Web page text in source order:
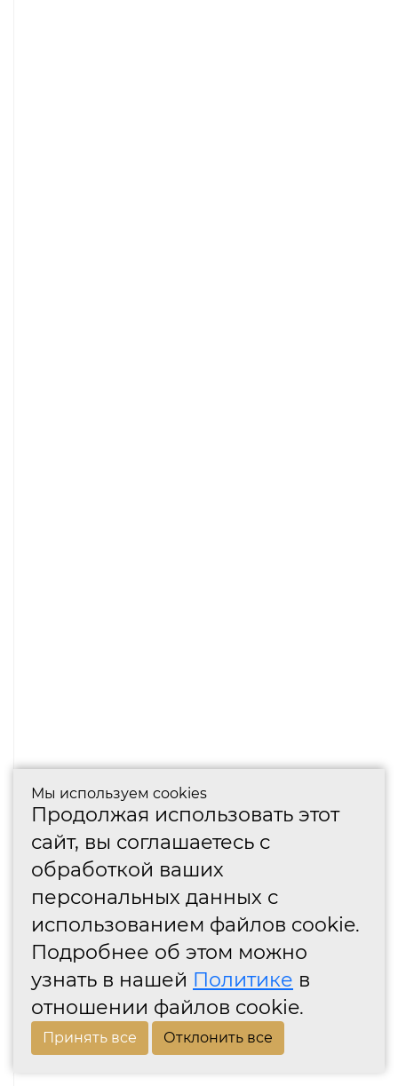
Мы используем cookies
Продолжая использовать этот
сайт, вы соглашаетесь с
обработкой ваших
персональных данных с
использованием файлов cookie.
Подробнее об этом можно
узнать в нашей Политике в
отношении файлов cookie.
Принять все Отклонить все